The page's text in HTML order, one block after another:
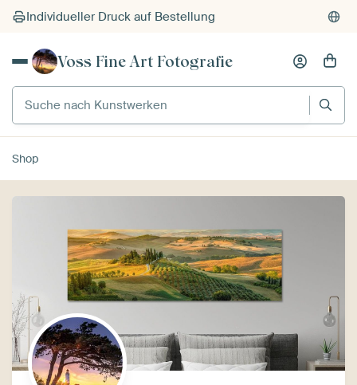
Individueller Druck auf Bestellung
Voss Fine Art Fotografie
Suche nach Kunstwerken
Shop